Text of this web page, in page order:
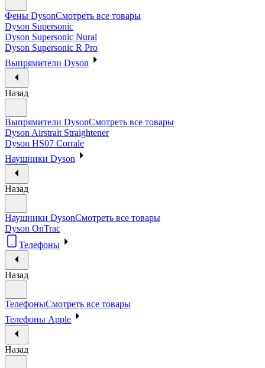
Фены DysonСмотреть все товары
Dyson Supersonic
Dyson Supersonic Nural
Dyson Supersonic R Pro
Выпрямители Dyson
Назад
Выпрямители DysonСмотреть все товары
Dyson Airstrait Straightener
Dyson HS07 Corrale
Наушники Dyson
Назад
Наушники DysonСмотреть все товары
Dyson OnTrac
Телефоны
Назад
ТелефоныСмотреть все товары
Телефоны Apple
Назад